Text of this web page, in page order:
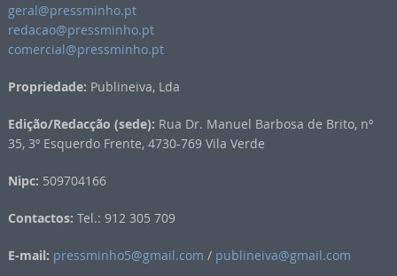
geral@pressminho.pt
redacao@pressminho.pt
comercial@pressminho.pt
Propriedade: Publineiva, Lda
Edição/Redacção (sede): Rua Dr. Manuel Barbosa de Brito, nº
35, 3º Esquerdo Frente, 4730-769 Vila Verde
Nipc: 509704166
Contactos: Tel.: 912 305 709
E-mail: pressminho5@gmail.com / publineiva@gmail.com